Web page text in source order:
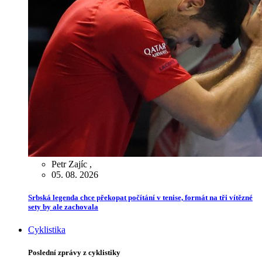
Petr Zajíc ,
05. 08. 2026
Srbská legenda chce překopat počítání v tenise, formát na tři vítězné
sety by ale zachovala
Cyklistika
Poslední zprávy z cyklistiky